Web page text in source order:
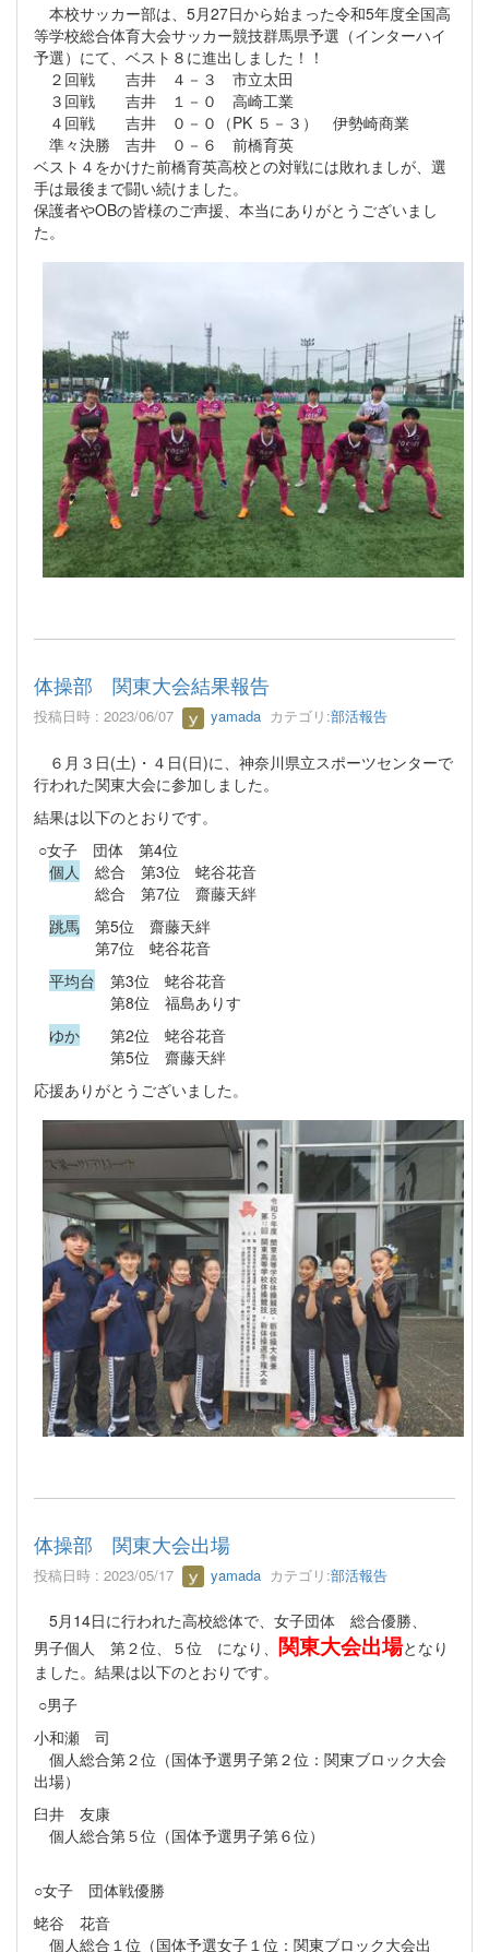
本校サッカー部は、5月27日から始まった令和5年度全国高
等学校総合体育大会サッカー競技群馬県予選（インターハイ
予選）にて、ベスト８に進出しました！！
２回戦 吉井 ４－３ 市立太田
３回戦 吉井 １－０ 高崎工業
４回戦 吉井 ０－０（PK ５－３） 伊勢崎商業
準々決勝 吉井 ０－６ 前橋育英
ベスト４をかけた前橋育英高校との対戦には敗れましが、選
手は最後まで闘い続けました。
保護者やOBの皆様のご声援、本当にありがとうございまし
た。
体操部 関東大会結果報告
投稿日時 : 2023/06/07 yamada カテゴリ:部活報告
６月３日(土)・４日(日)に、神奈川県立スポーツセンターで
行われた関東大会に参加しました。
結果は以下のとおりです。
○女子 団体 第4位
個人 総合 第3位 蛯谷花音
総合 第7位 齋藤天絆
跳馬 第5位 齋藤天絆
第7位 蛯谷花音
平均台 第3位 蛯谷花音
第8位 福島ありす
ゆか 第2位 蛯谷花音
第5位 齋藤天絆
応援ありがとうございました。
体操部 関東大会出場
投稿日時 : 2023/05/17 yamada カテゴリ:部活報告
5月14日に行われた高校総体で、女子団体 総合優勝、
男子個人 第２位、５位 になり、 関東大会出場となり
ました。結果は以下のとおりです。
○男子
小和瀬 司
個人総合第２位（国体予選男子第２位：関東ブロック大会
出場）
臼井 友康
個人総合第５位（国体予選男子第６位）
○女子 団体戦優勝
蛯谷 花音
個人総合１位（国体予選女子１位：関東ブロック大会出